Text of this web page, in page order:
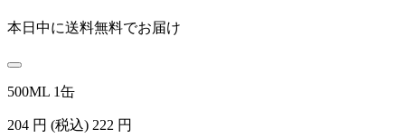
本日中に送料無料でお届け
500ML 1缶
204 円 (税込) 222 円